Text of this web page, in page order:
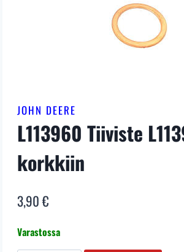
JOHN DEERE
L113960 Tiiviste
korkkiin
3,90€
Varastossa